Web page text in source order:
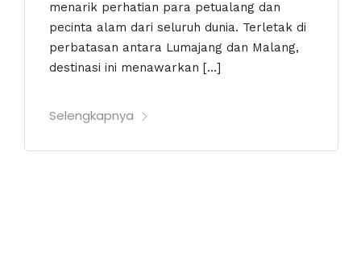
menarik perhatian para petualang dan
pecinta alam dari seluruh dunia. Terletak di
perbatasan antara Lumajang dan Malang,
destinasi ini menawarkan […]
Selengkapnya